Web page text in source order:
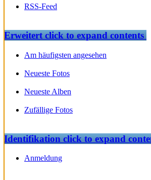
RSS-Feed
Erweitertclick to expand contents
Am häufigsten angesehen
Neueste Fotos
Neueste Alben
Zufällige Fotos
Identifikationclick to expand
Anmeldung